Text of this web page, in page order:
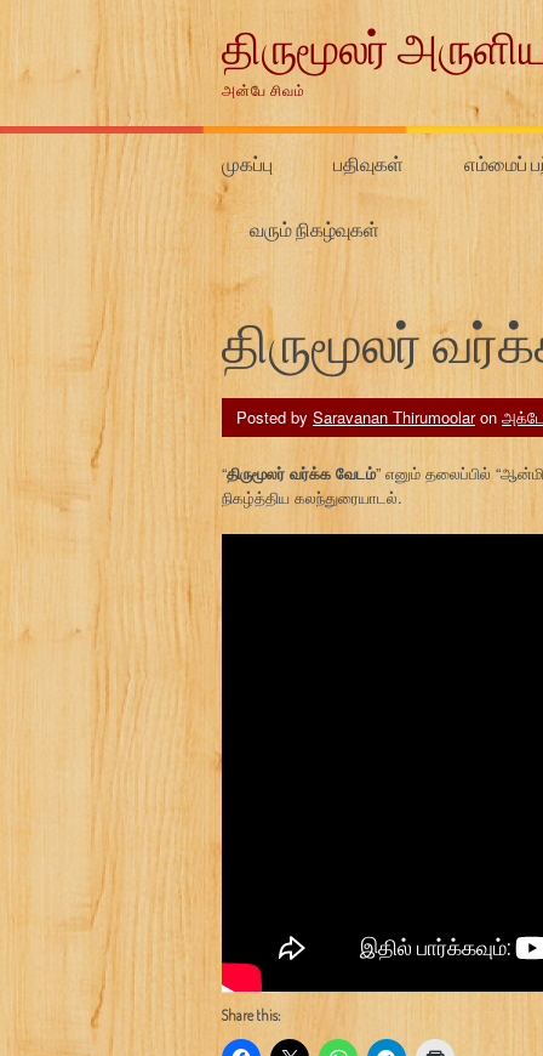
திருமூலர்
அன்பே சிவம்
முகப்பு பதிவுகள் எம்மைப்
வரும் நிகழ்வுகள்
திருமூலர்
Posted by Saravanan Thirumoolaron
“திருமூலர் வர்க்க வேடம்” எனும் தலைப்பில்
நிகழ்த்திய கலந்துரையாடல்.
Share this: